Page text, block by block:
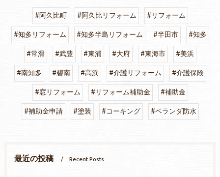
#阿久比町 #阿久比リフォーム
#リフォーム
#知多リフォーム
#知多半島リフォーム #半田市
#知多
#常滑
#武豊 #東浦 #大府 #東海市
#美浜
#南知多
#碧南 #高浜 #介護リフォーム
#介護保険
#窓リフォーム
#リフォーム補助金
#補助金
#補助金申請
#塗装 #コーキング #ベランダ防水
最近の投稿 Recent Posts